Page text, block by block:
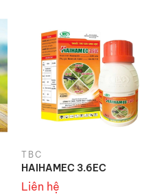
TBC
HAIHAMEC 3.6EC
Liên hệ